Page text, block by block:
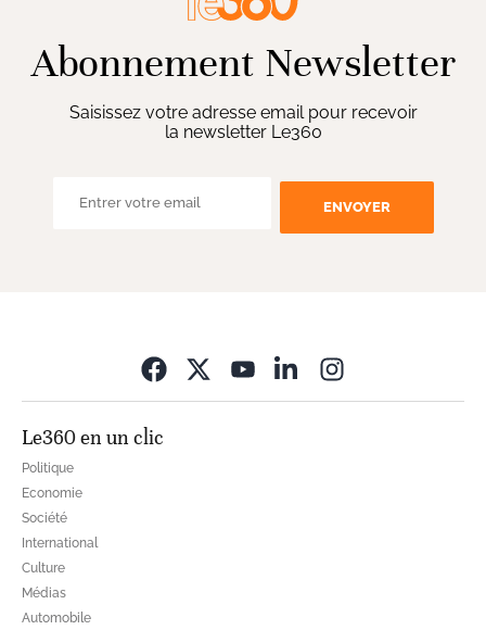
Abonnement Newsletter
Saisissez votre adresse email pour recevoir
la newsletter Le360
ENVOYER
Le360 en un clic
Politique
Economie
Société
International
Culture
Médias
Automobile